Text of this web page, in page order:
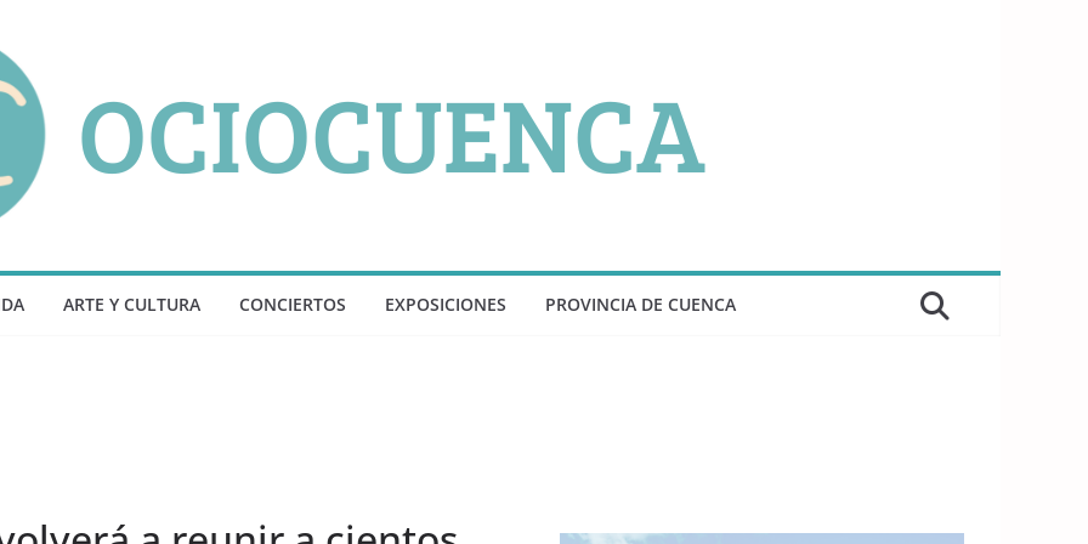
ARTE Y CULTURA CONCIERTOS EXPOSICIONES PROVINCIA DE CUENCA